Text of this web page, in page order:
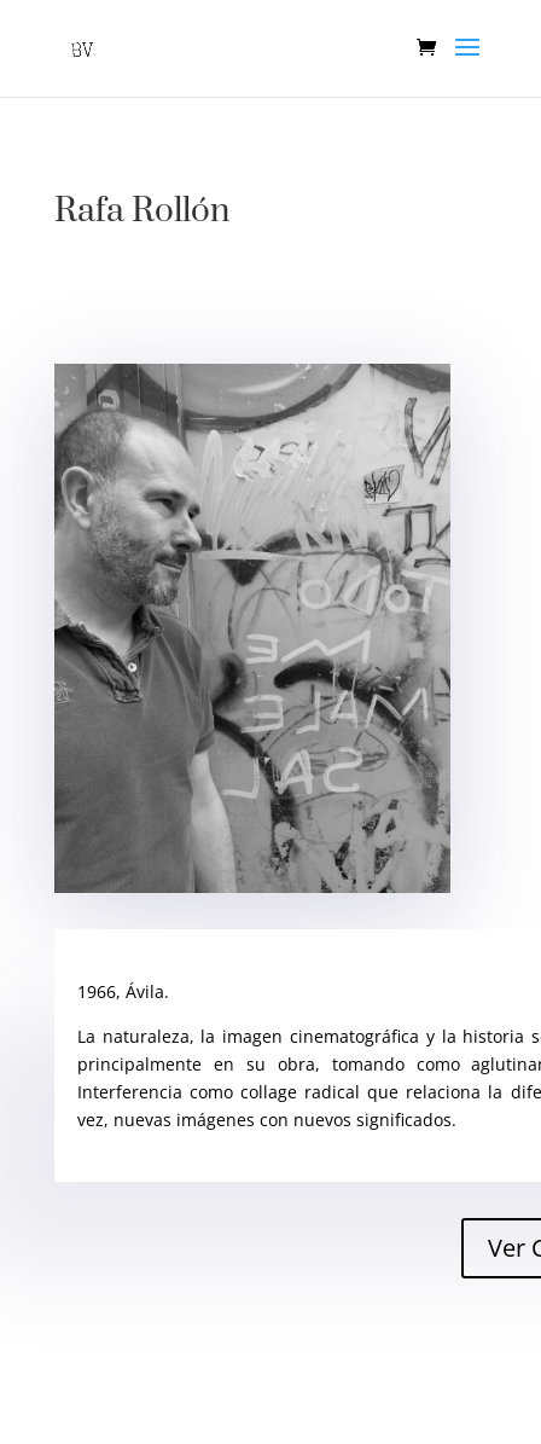
Rafa Rollón
1966, Ávila.
La naturaleza, la imagen cinematográfica y la historia
principalmente en su obra, tomando como
Interferencia como collage radical que relaciona la
vez, nuevas imágenes con nuevos significados.
Ver